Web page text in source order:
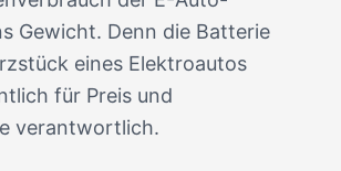
Gewicht. Denn die Batterie
eines Elektroautos
für Preis und
verantwortlich.